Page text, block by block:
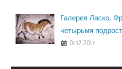
Галерея Ласко,
четырьмя
01.12.2017